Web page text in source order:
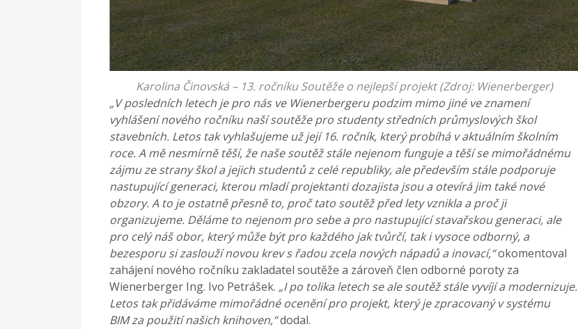
Karolina Činovská – 13. ročníku Soutěže o nejlepší projekt (Zdroj: Wienerberger)
„V posledních letech je pro nás ve Wienerbergeru podzim mimo jiné ve znamení
vyhlášení nového ročníku naší soutěže pro studenty středních průmyslových škol
stavebních. Letos tak vyhlašujeme už její 16. ročník, který probíhá v aktuálním školním
roce. A mě nesmírně těší, že naše soutěž stále nejenom funguje a těší se mimořádnému
zájmu ze strany škol a jejich studentů z celé republiky, ale především stále podporuje
nastupující generaci, kterou mladí projektanti dozajista jsou a otevírá jim také nové
obzory. A to je ostatně přesně to, proč tato soutěž před lety vznikla a proč ji
organizujeme. Děláme to nejenom pro sebe a pro nastupující stavařskou generaci, ale
pro celý náš obor, který může být pro každého jak tvůrčí, tak i vysoce odborný, a
bezesporu si zaslouží novou krev s řadou zcela nových nápadů a inovací,“okomentoval
zahájení nového ročníku zakladatel soutěže a zároveň člen odborné poroty za
Wienerberger Ing. Ivo Petrášek. „I po tolika letech se ale soutěž stále vyvíjí a modernizuje.
Letos tak přidáváme mimořádné ocenění pro projekt, který je zpracovaný v systému
BIMza použití našich knihoven,“dodal.